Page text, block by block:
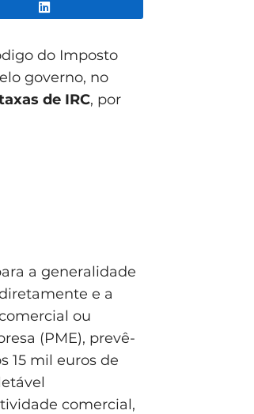
do Imposto
governo, no
de IRC, por
a generalidade
e a
ou
(PME), prevê-
15 mil euros de
comercial,